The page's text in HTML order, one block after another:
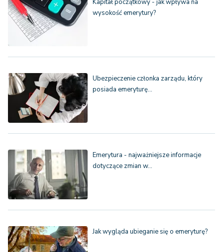
Kapitał początkowy - jak wpływa na
wysokość emerytury?
Ubezpieczenie członka zarządu, który
posiada emeryturę…
Emerytura - najważniejsze informacje
dotyczące zmian w…
Jak wygląda ubieganie się o emeryturę?